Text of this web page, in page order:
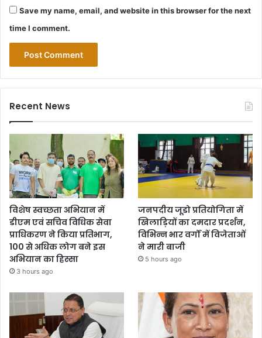
Save my name, email, and website in this browser for the next
time I comment.
Recent News
विशेष स्वच्छता अभियान में
डीएम एवं सचिव विधिक सेवा
प्राधिकरण ने किया प्रतिभाग,
100 से अधिक लोग बने इस
अभियान का हिस्सा
3 hours ago
जनपदीय जूडो प्रतियोगिता में
खिलाड़ियों का दमदार प्रदर्शन,
विभिन्न भार वर्गों में विजेताओं
ने मारी बाजी
5 hours ago